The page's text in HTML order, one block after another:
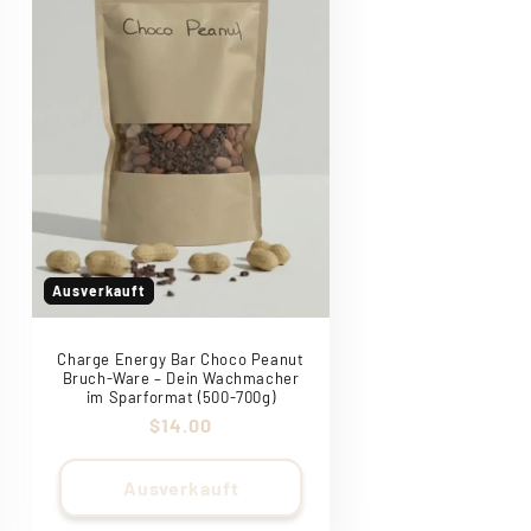
Ausverkauft
Charge Energy Bar Choco Peanut
Bruch-Ware – Dein Wachmacher
im Sparformat (500-700g)
Normaler
$14.00
Ausverkauft